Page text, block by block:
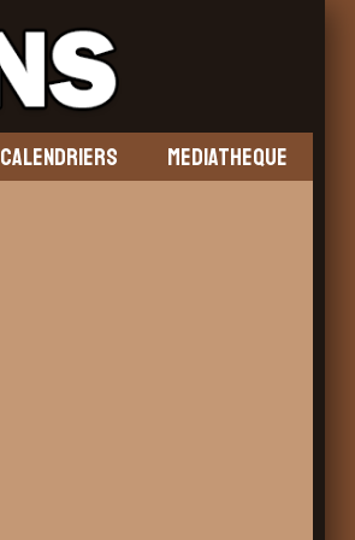
CALENDRIERS MEDIATHEQUE